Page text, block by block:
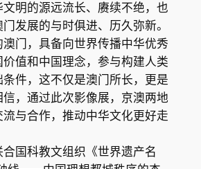
明的源远流长、赓续不绝，也
发展的与时俱进、历久弥新。
门，具备向世界传播中华优秀
值和中国理念，参与构建人类
件，这不仅是澳门所长，更是
信，通过此次影像展，京澳两地
与合作，推动中华文化更好走
国科教文组织《世界遗产名